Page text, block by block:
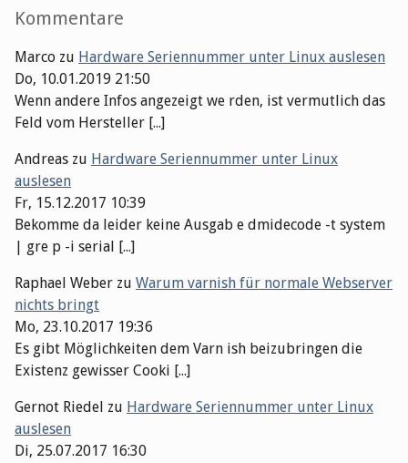
Kommentare
Marco zu Hardware Seriennummer unter Linux auslesen
Do, 10.01.2019 21:50
Wenn andere Infos angezeigt we rden, ist vermutlich das
Feld vom Hersteller [...]
Andreas zu Hardware Seriennummer unter Linux
auslesen
Fr, 15.12.2017 10:39
Bekomme da leider keine Ausgab e dmidecode -t system
| gre p -i serial [...]
Raphael Weber zu Warum varnish für normale Webserver
nichts bringt
Mo, 23.10.2017 19:36
Es gibt Möglichkeiten dem Varn ish beizubringen die
Existenz gewisser Cooki [...]
Gernot Riedel zu Hardware Seriennummer unter Linux
auslesen
Di, 25.07.2017 16:30